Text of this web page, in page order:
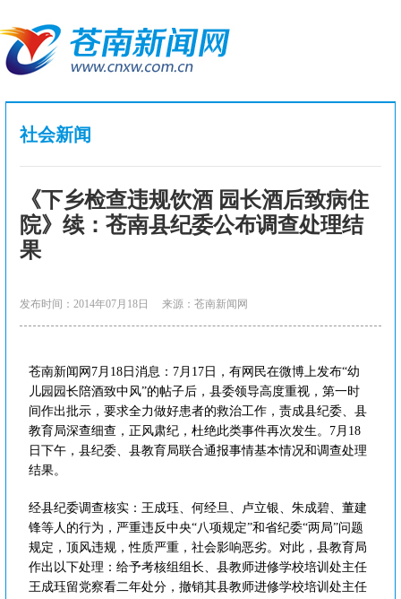
社会新闻
《下乡检查违规饮酒 园长酒后致病住
院》续：苍南县纪委公布调查处理结
果
发布时间：2014年07月18日 来源：苍南新闻网
苍南新闻网7月18日消息：7月17日，有网民在微博上发布“幼
儿园园长陪酒致中风”的帖子后，县委领导高度重视，第一时
间作出批示，要求全力做好患者的救治工作，责成县纪委、县
教育局深查细查，正风肃纪，杜绝此类事件再次发生。7月18
日下午，县纪委、县教育局联合通报事情基本情况和调查处理
结果。
经县纪委调查核实：王成珏、何经旦、卢立银、朱成碧、董建
锋等人的行为，严重违反中央“八项规定”和省纪委“两局”问题
规定，顶风违规，性质严重，社会影响恶劣。对此，县教育局
作出以下处理：给予考核组组长、县教师进修学校培训处主任
王成珏留党察看二年处分，撤销其县教师进修学校培训处主任